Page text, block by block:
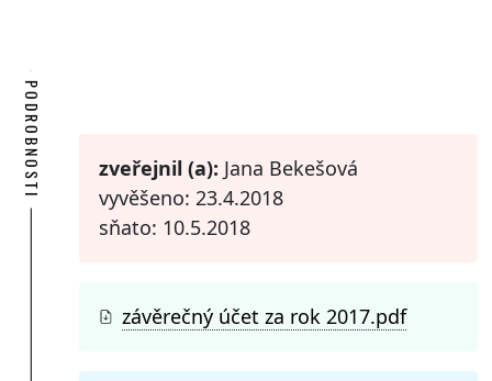
PODROBNOSTI zveřejnil (a): Jana Bekešová
vyvěšeno: 23.4.2018
sňato: 10.5.2018
závěrečný účet za rok 2017.pdf